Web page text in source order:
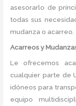
asesorarlo de
todas sus
mudanza o acarreo.
Acarreos y
Le ofrecemos
cualquier parte de
idóneos para
equipo